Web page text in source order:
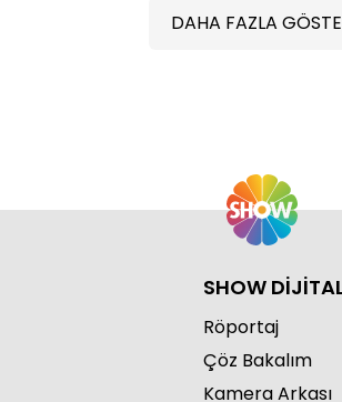
DAHA FAZLA
SHOW
Röportaj
Çöz Bakalım
Kamera Arkası